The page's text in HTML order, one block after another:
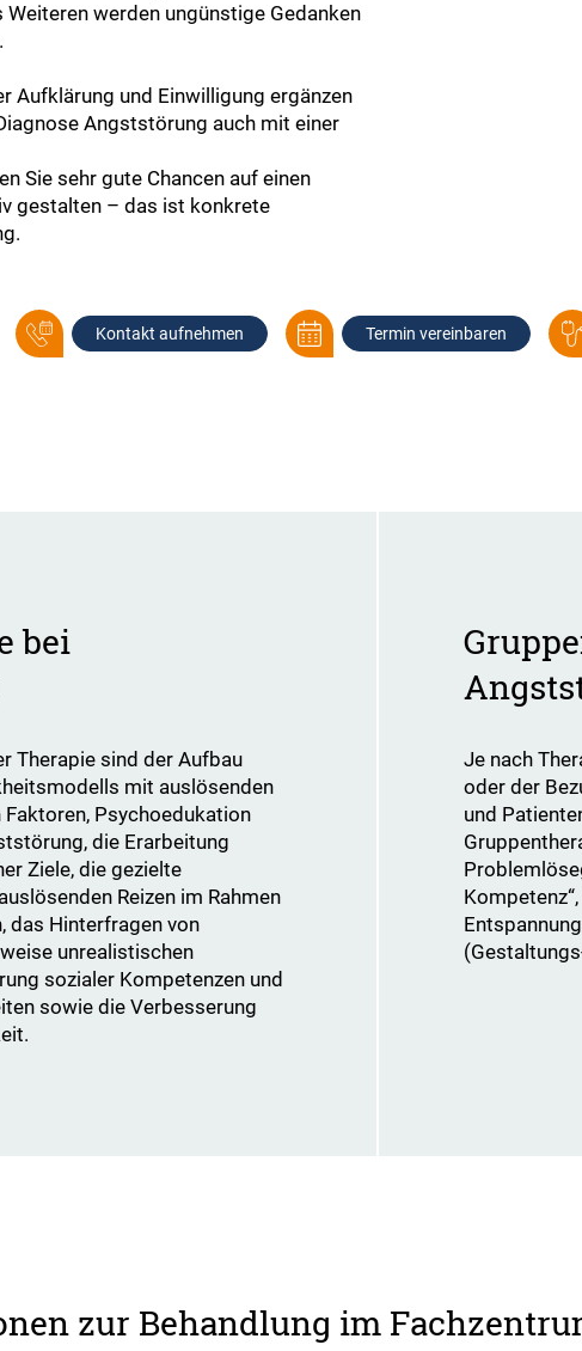
werden ungünstige Gedanken
Aufklärung und Einwilligung ergänzen
Angststörung auch mit einer
Sie sehr gute Chancen auf einen
gestalten – das ist konkrete
Kontakt aufnehmen Termin vereinbaren
bei
Therapie sind der Aufbau
mit auslösenden
Psychoedukation
die Erarbeitung
Ziele, die gezielte
Reizen im Rahmen
das Hinterfragen von
unrealistischen
sozialer Kompetenzen und
sowie die Verbesserung
​​​​​​​Je nach
oder der
und
zur Behandlung im